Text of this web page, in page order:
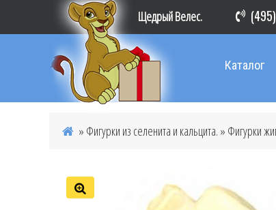
Щедрый Велес.
Каталог
» Фигурки из селенита и кальцита. » Фигурки